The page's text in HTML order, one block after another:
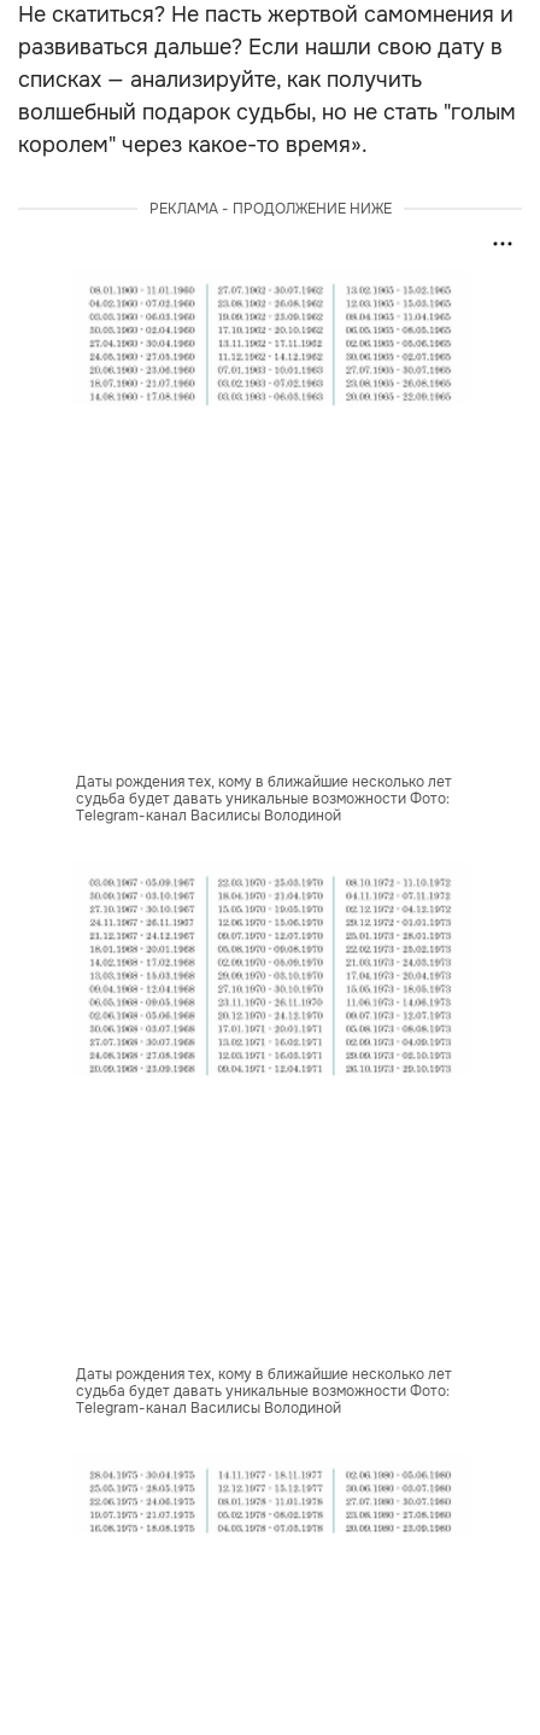
Не скатиться? Не пасть жертвой самомнения и
развиваться дальше? Если нашли свою дату в
списках — анализируйте, как получить
волшебный подарок судьбы, но не стать "голым
королем" через какое-то время».
РЕКЛАМА - ПРОДОЛЖЕНИЕ НИЖЕ
Даты рождения тех, кому в ближайшие несколько лет
судьба будет давать уникальные возможности Фото:
Telegram-канал Василисы Володиной
Даты рождения тех, кому в ближайшие несколько лет
судьба будет давать уникальные возможности Фото:
Telegram-канал Василисы Володиной